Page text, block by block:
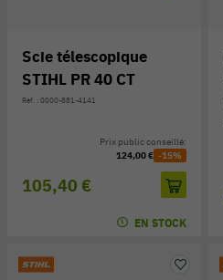
V
Scie télescopique
STIHL PR 40 CT
Réf. : 0000-881-4141
105,40 €
Prix public conseillé:
124,00 € -15%
EN STOCK